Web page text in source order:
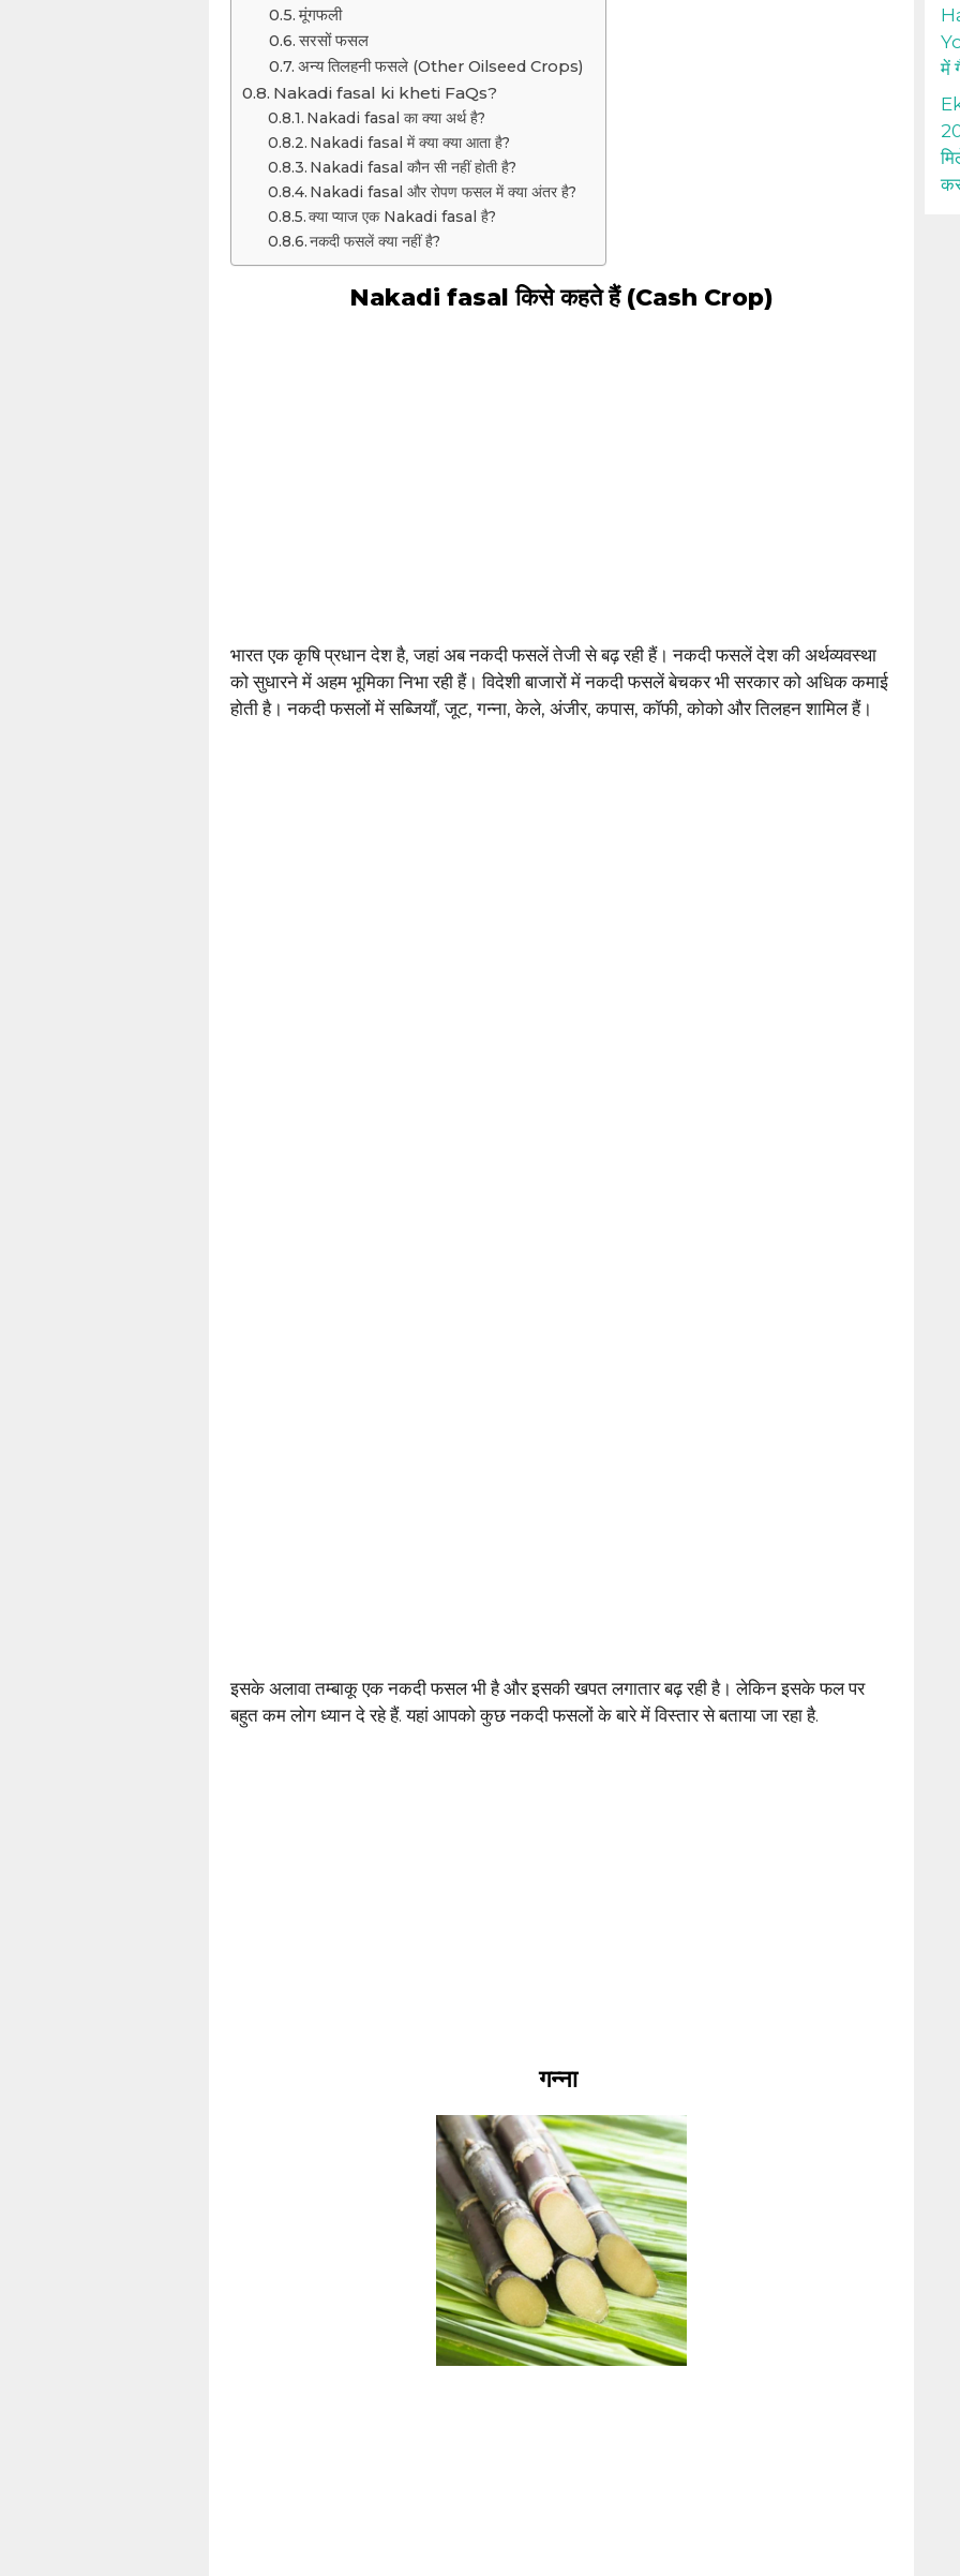
मूंगफली
सरसों फसल
अन्य तिलहनी फसले (Other Oilseed Crops)
Nakadi fasal ki kheti FaQs?
Nakadi fasal का क्या अर्थ है?
Nakadi fasal में क्या क्या आता है?
Nakadi fasal कौन सी नहीं होती है?
Nakadi fasal और रोपण फसल में क्या अंतर है?
क्या प्याज एक Nakadi fasal है?
नकदी फसलें क्या नहीं है?
Nakadi fasal किसे कहते हैं (Cash Crop)
भारत एक कृषि प्रधान देश है, जहां अब नकदी फसलें तेजी से बढ़ रही हैं। नकदी फसलें देश की अर्थव्यवस्था
को सुधारने में अहम भूमिका निभा रही हैं। विदेशी बाजारों में नकदी फसलें बेचकर भी सरकार को अधिक कमाई
होती है। नकदी फसलों में सब्जियाँ, जूट, गन्ना, केले, अंजीर, कपास, कॉफी, कोको और तिलहन शामिल हैं।
इसके अलावा तम्बाकू एक नकदी फसल भी है और इसकी खपत लगातार बढ़ रही है। लेकिन इसके फल पर
बहुत कम लोग ध्यान दे रहे हैं. यहां आपको कुछ नकदी फसलों के बारे में विस्तार से बताया जा रहा है.
गन्ना
में